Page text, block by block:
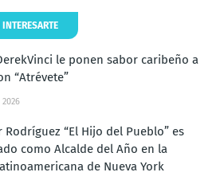
le ponen sabor caribeño a
“Atrévete”
Rodríguez “El Hijo del Pueblo” es
como Alcalde del Año en la
de Nueva York